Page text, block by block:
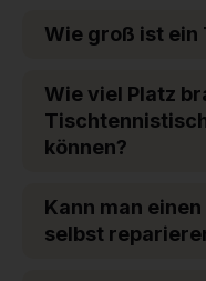
Wie groß ist
Wie viel Platz
können?
Kann man
selbst